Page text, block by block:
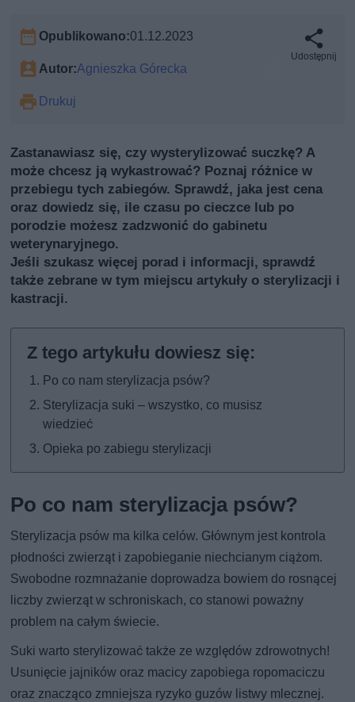
Opublikowano:01.12.2023
Autor:Agnieszka Górecka
Drukuj
Udostępnij
Zastanawiasz się, czy wysterylizować suczkę? A
może chcesz ją wykastrować? Poznaj różnice w
przebiegu tych zabiegów. Sprawdź, jaka jest cena
oraz dowiedz się, ile czasu po cieczce lub po
porodzie możesz zadzwonić do gabinetu
weterynaryjnego.
Jeśli szukasz więcej porad i informacji, sprawdź
także zebrane w tym miejscu artykuły o sterylizacji i
kastracji.
Po co nam sterylizacja psów?
Sterylizacja suki – wszystko, co musisz
wiedzieć
Opieka po zabiegu sterylizacji
Po co nam sterylizacja psów?
Sterylizacja psów ma kilka celów. Głównym jest kontrola
płodności zwierząt i zapobieganie niechcianym ciążom.
Swobodne rozmnażanie doprowadza bowiem do rosnącej
liczby zwierząt w schroniskach, co stanowi poważny
problem na całym świecie.
Suki warto sterylizować także ze względów zdrowotnych!
Usunięcie jajników oraz macicy zapobiega ropomaciczu
oraz znacząco zmniejsza ryzyko guzów listwy mlecznej.